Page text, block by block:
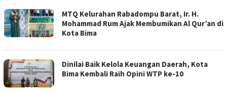
MTQ Kelurahan Rabadompu Barat, Ir. H.
Mohammad Rum Ajak Membumikan Al Qur’an di
Kota Bima
Dinilai Baik Kelola Keuangan Daerah, Kota
Bima Kembali Raih Opini WTP ke-10